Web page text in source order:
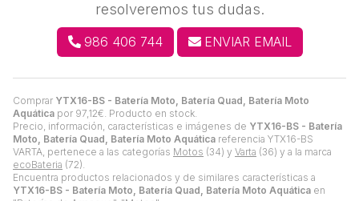
Comprar YTX16-BS - Batería Moto, Batería Quad, Batería Moto
Aquática por 97,12€. Producto en stock.
Precio, información, características e imágenes de YTX16-BS - Batería
Moto, Batería Quad, Batería Moto Aquática referencia YTX16-BS
VARTA, pertenece a las categorías Motos (34) y Varta (36) y a la marca
ecoBateria (72).
Encuentra productos relacionados y de similares características a
YTX16-BS - Batería Moto, Batería Quad, Batería Moto Aquática en
resolveremos tus dudas.
986 406 744 ENVIAR EMAIL